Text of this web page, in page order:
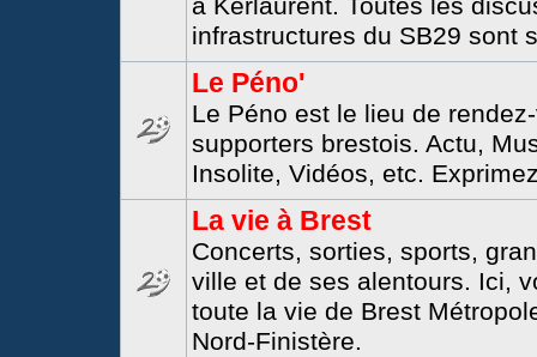
à Kerlaurent. Toutes les
infrastructures du SB29 sont
Le Péno'
Le Péno est le lieu de
supporters brestois. Actu,
Insolite, Vidéos, etc.
La vie à Brest
Concerts, sorties, sports,
ville et de ses alentours. Ici,
toute la vie de Brest
Nord-Finistère.